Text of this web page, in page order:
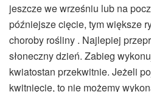
jeszcze we wrześniu lub na
późniejsze cięcie, tym większe
choroby rośliny . Najlepiej
słoneczny dzień. Zabieg
kwiatostan przekwitnie. Jeżeli
kwitnięcie, to nie możemy